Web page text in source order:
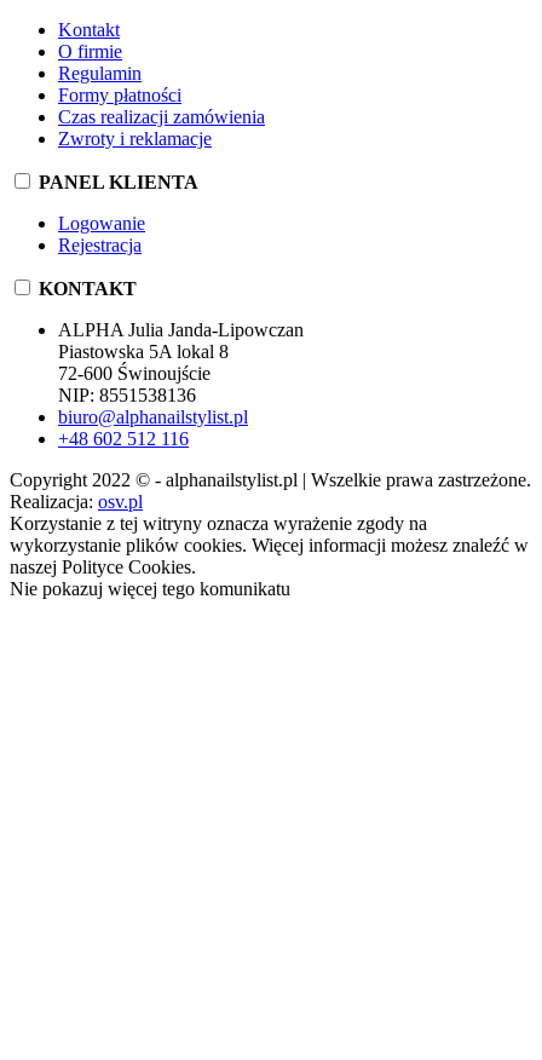
Kontakt
O firmie
Regulamin
Formy płatności
Czas realizacji zamówienia
Zwroty i reklamacje
PANEL KLIENTA
Logowanie
Rejestracja
KONTAKT
ALPHA Julia Janda-Lipowczan
Piastowska 5A lokal 8
72-600 Świnoujście
NIP: 8551538136
biuro@alphanailstylist.pl
+48 602 512 116
Copyright 2022 © - alphanailstylist.pl | Wszelkie prawa zastrzeżone.
Realizacja: osv.pl
Korzystanie z tej witryny oznacza wyrażenie zgody na
wykorzystanie plików cookies. Więcej informacji możesz znaleźć w
naszej Polityce Cookies.
Nie pokazuj więcej tego komunikatu